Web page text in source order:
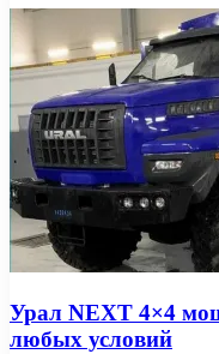
Урал NEXT 4×4
любых условий